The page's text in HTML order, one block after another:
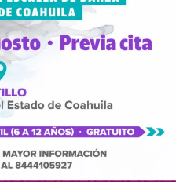
tiene experiencia en
con cualidades
haciendo énfasis en su
de Beethoven, aun en
u otros instrumentos, así
pensadas de manera